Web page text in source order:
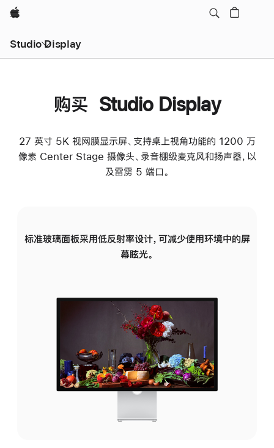
Apple
Studio Display
购买 Studio Display
27 英寸 5K 视网膜显示屏、支持桌上视角功能的 1200 万
像素 Center Stage 摄像头、录音棚级麦克风和扬声器，以
及雷雳 5 端口。
标准玻璃面板采用低反射率设计，可减少使用环境中的屏
幕眩光。